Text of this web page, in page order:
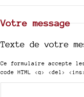
Votre message
Texte de votre
Ce formulaire accepte
code HTML <q> <del> <ins>